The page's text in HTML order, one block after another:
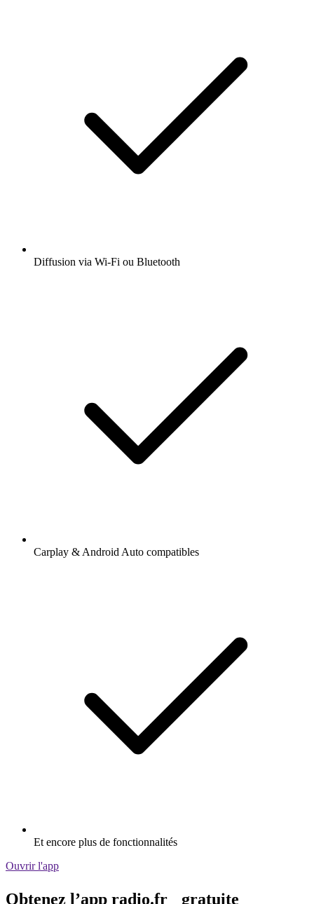
Diffusion via Wi-Fi ou Bluetooth
Carplay & Android Auto compatibles
Et encore plus de fonctionnalités
Ouvrir l'app
Obtenez l’app radio.fr gratuite